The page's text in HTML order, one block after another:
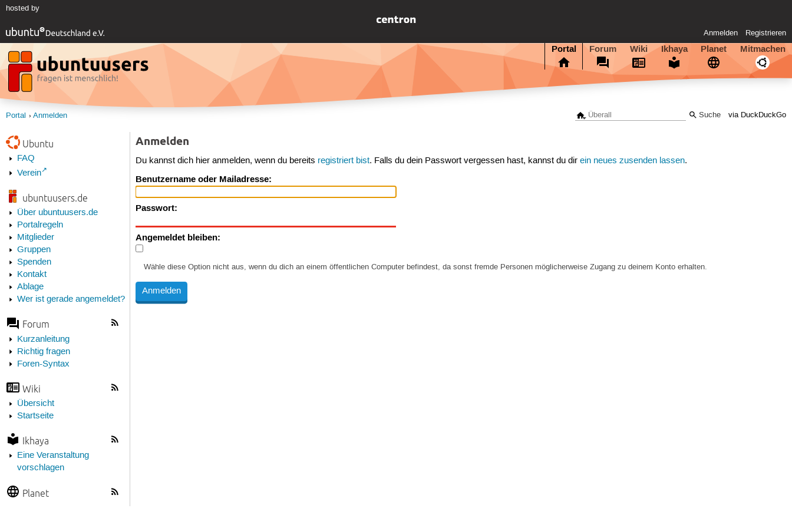
hosted by
Anmelden Registrieren
Portal Forum Wiki Ikhaya Planet Mitmachen
via DuckDuckGo
Portal Anmelden
Ubuntu
FAQ
Verein
ubuntuusers.de
Über ubuntuusers.de
Portalregeln
Mitglieder
Gruppen
Spenden
Kontakt
Ablage
Wer ist gerade angemeldet?
Forum
Kurzanleitung
Richtig fragen
Foren-Syntax
Wiki
Übersicht
Startseite
Ikhaya
Eine Veranstaltung
vorschlagen
Planet
Anmelden
Du kannst dich hier anmelden, wenn du bereits registriert bist. Falls du dein Passwort vergessen hast, kannst du direin neues zusenden lassen.
Benutzername oder Mailadresse:
Passwort:
Angemeldet bleiben:
Wähle diese Option nicht aus, wenn du dich an einem öffentlichen Computer befindest, da sonst fremde Personen möglicherweise Zugang zu deinem Konto erhalten.